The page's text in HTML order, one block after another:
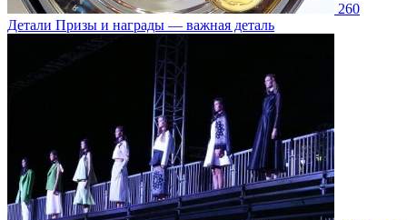
260
Детали Призы и награды — важная деталь